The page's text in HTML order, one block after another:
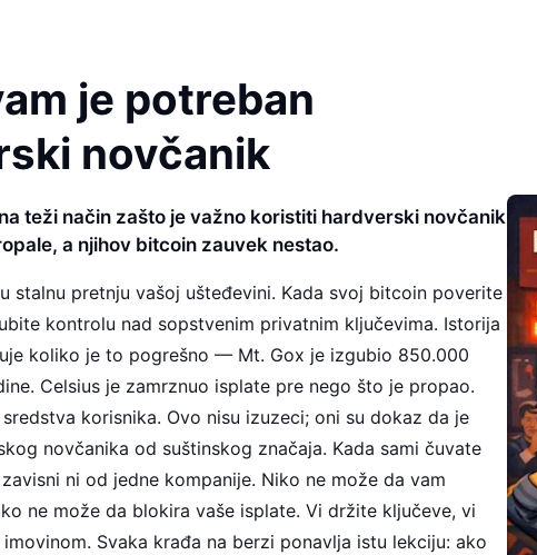
je potreban
novčanik
teži način zašto je važno koristiti hardverski novčanik
a njihov bitcoin zauvek nestao.
stalnu pretnju vašoj ušteđevini. Kada svoj bitcoin poverite
kontrolu nad sopstvenim privatnim ključevima. Istorija
koliko je to pogrešno — Mt. Gox je izgubio 850.000
Celsius je zamrznuo isplate pre nego što je propao.
korisnika. Ovo nisu izuzeci; oni su dokaz da je
novčanika od suštinskog značaja. Kada sami čuvate
ni od jedne kompanije. Niko ne može da vam
ne može da blokira vaše isplate. Vi držite ključeve, vi
Svaka krađa na berzi ponavlja istu lekciju: ako